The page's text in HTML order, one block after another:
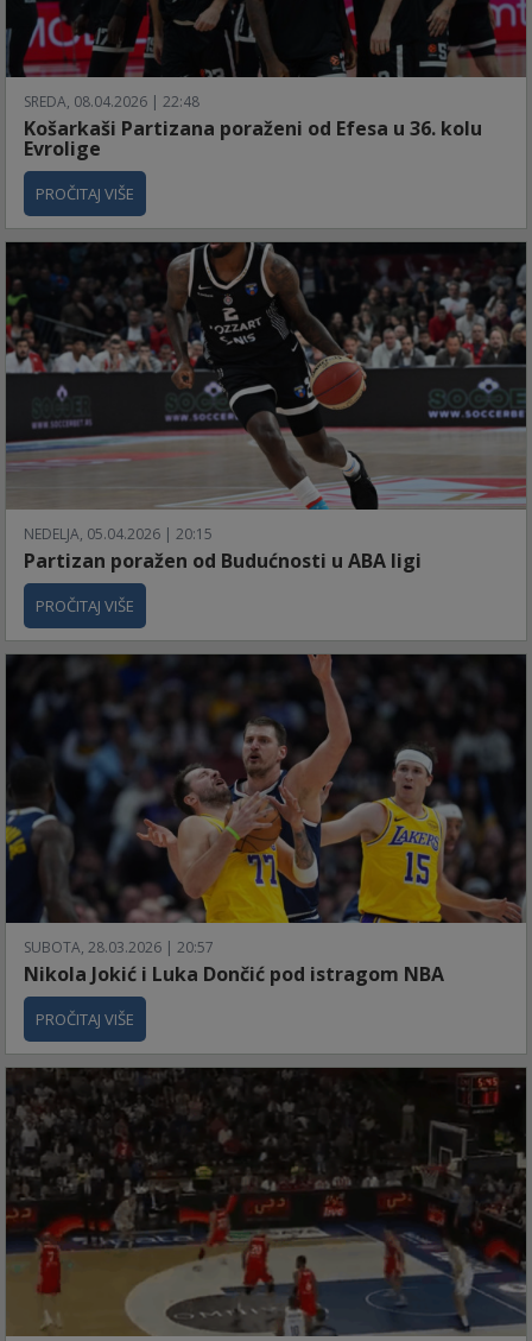
SREDA, 08.04.2026 | 22:48
Košarkaši Partizana poraženi od Efesa u 36. kolu
Evrolige
PROČITAJ VIŠE
NEDELJA, 05.04.2026 | 20:15
Partizan poražen od Budućnosti u ABA ligi
PROČITAJ VIŠE
SUBOTA, 28.03.2026 | 20:57
Nikola Jokić i Luka Dončić pod istragom NBA
PROČITAJ VIŠE